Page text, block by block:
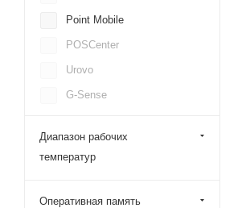
Point Mobile
POSCenter
Urovo
G-Sense
CipherLab
Диапазон рабочих
температур
Оперативная память